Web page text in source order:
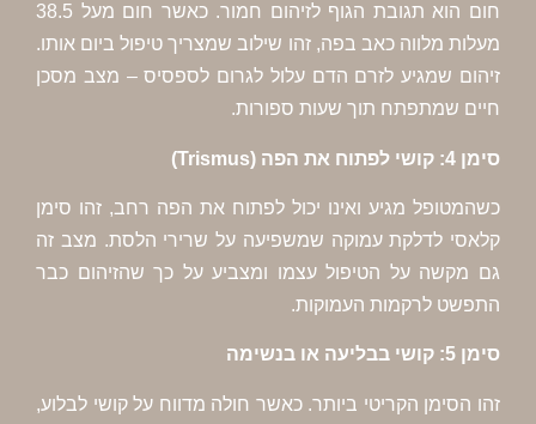
חום הוא תגובת הגוף לזיהום חמור. כאשר חום מעל 38.5
כאב בפה, זהו שילוב שמצריך טיפול ביום אותו.
לזרם הדם עלול לגרום לספסיס – מצב מסכן
תוך שעות ספורות.
מגיע ואינו יכול לפתוח את הפה רחב, זהו סימן
עמוקה שמשפיעה על שרירי הלסת. מצב זה
על הטיפול עצמו ומצביע על כך שהזיהום כבר
העמוקות.
הקריטי ביותר. כאשר חולה מדווח על קושי לבלוע,